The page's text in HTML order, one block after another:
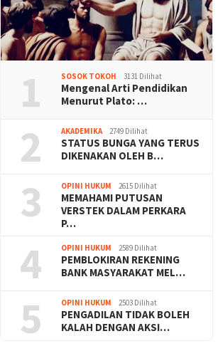
Pemimpin Baru
Indonesia,Prabowo dan
Gibran Resmi Dilantik Jadi
Presiden dan Wakil Presiden
Masa Jabatan 2024-2029
Rekognisi
Apresiasi
Kreativitas
1 SOSOK TOKOH 3131 Dilihat
Mengenal Arti Pendidikan
Menurut Plato: …
2 AKADEMIKA 2749 Dilihat
STATUS BUNGA YANG TERUS
DIKENAKAN OLEH B…
3 OPINI HUKUM 2615 Dilihat
MEMAHAMI PUTUSAN
VERSTEK DALAM PERKARA
P…
4 OPINI HUKUM 2589 Dilihat
PEMBLOKIRAN REKENING
BANK MASYARAKAT MEL…
5 OPINI HUKUM 2503 Dilihat
PENGADILAN TIDAK BOLEH
KALAH DENGAN AKSI…